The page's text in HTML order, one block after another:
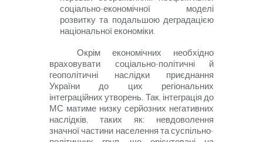
соціально-економічної моделі
розвитку та подальшою деградацією
національної економіки.
Окрім економічних необхідно
враховувати соціально-політичні й
геополітичні наслідки приєднання
України до цих регіональних
інтеграційних утворень. Так, інтеграція до
МС матиме низку серйозних негативних
наслідків, таких як: невдоволення
значної частини населення та суспільно-